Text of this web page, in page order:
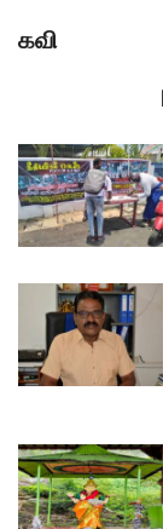
கவி